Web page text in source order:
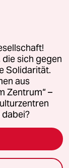
Genehmigungen
AGB
sich gegen
Solidarität.
aus
Zentrum“ –